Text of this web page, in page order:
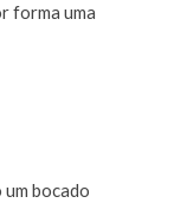
forma uma
bocado